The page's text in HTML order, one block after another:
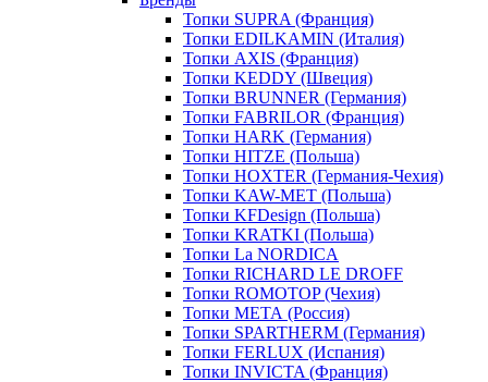
Топки SUPRA (Франция)
Топки EDILKAMIN (Италия)
Топки AXIS (Франция)
Топки KEDDY (Швеция)
Топки BRUNNER (Германия)
Топки FABRILOR (Франция)
Топки HARK (Германия)
Топки HITZE (Польша)
Топки HOXTER (Германия-Чехия)
Топки KAW-MET (Польша)
Топки KFDesign (Польша)
Топки KRATKI (Польша)
Топки La NORDICA
Топки RICHARD LE DROFF
Топки ROMOTOP (Чехия)
Топки МЕТА (Россия)
Топки SPARTHERM (Германия)
Топки FERLUX (Испания)
Топки INVICTA (Франция)